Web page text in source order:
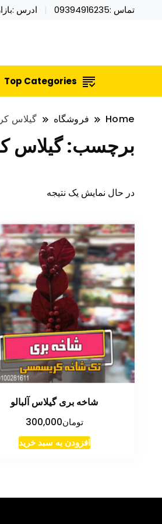
تماس :09394916235 ادرس
نایکر توی فروش
خرید محصولات خاص فیجت
Top Categories
Home فروشگاه گیلاس
برچسب:گیلاس
در حال نمایش یک نتیجه
شاخه بری گیلاس آلبالو
تومان300,000
افزودن به سبد خرید